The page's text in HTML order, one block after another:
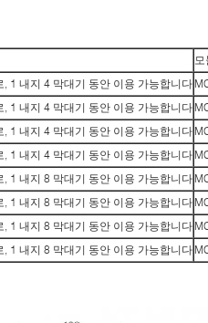
모
, 1 내지 4 막대기 동안 이용 가능합니다
, 1 내지 4 막대기 동안 이용 가능합니다
, 1 내지 4 막대기 동안 이용 가능합니다
, 1 내지 4 막대기 동안 이용 가능합니다
, 1 내지 8 막대기 동안 이용 가능합니다
, 1 내지 8 막대기 동안 이용 가능합니다
, 1 내지 8 막대기 동안 이용 가능합니다
, 1 내지 8 막대기 동안 이용 가능합니다